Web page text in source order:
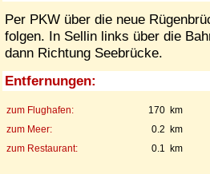
Per PKW über die neue
folgen. In Sellin links über die
dann Richtung Seebrücke.
Entfernungen:
170 km
zum Flughafen:
0.2 km
zum Meer:
0.1 km
zum Restaurant: